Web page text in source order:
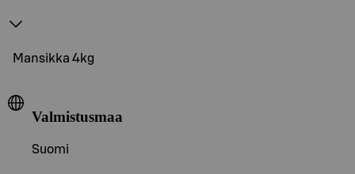
Mansikka 4kg
Valmistusmaa
Suomi